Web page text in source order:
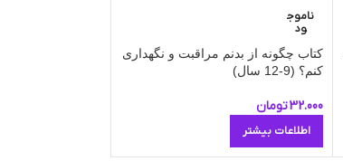
ناموج
ود
کتاب چگونه از بدنم مراقبت و نگهداری
کنم؟ (9-12 سال)
32.000تومان
اطلاعات بیشتر